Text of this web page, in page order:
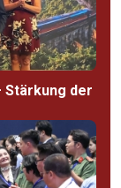
Stärkung der